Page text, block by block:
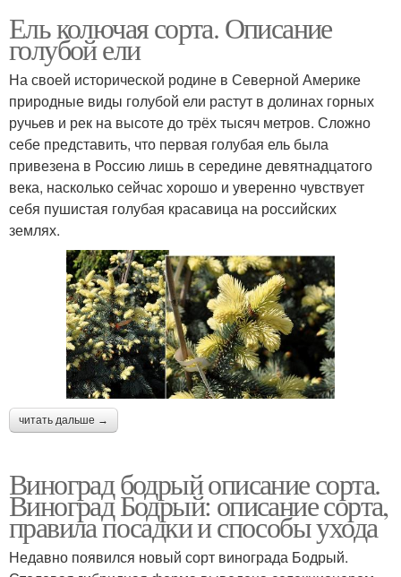
Ель колючая сорта. Описание
голубой ели
На своей исторической родине в Северной Америке
природные виды голубой ели растут в долинах горных
ручьев и рек на высоте до трёх тысяч метров. Сложно
себе представить, что первая голубая ель была
привезена в Россию лишь в середине девятнадцатого
века, насколько сейчас хорошо и уверенно чувствует
себя пушистая голубая красавица на российских
землях.
читать дальше →
Виноград бодрый описание сорта.
Виноград Бодрый: описание сорта,
правила посадки и способы ухода
Недавно появился новый сорт винограда Бодрый.